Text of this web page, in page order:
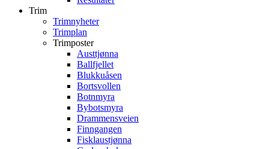
Trim
Trimnyheter
Trimplan
Trimposter
Austtjønna
Ballfjellet
Blukkuåsen
Bortsvollen
Botnmyra
Bybotsmyra
Drammensveien
Finngangen
Fisklaustjønna